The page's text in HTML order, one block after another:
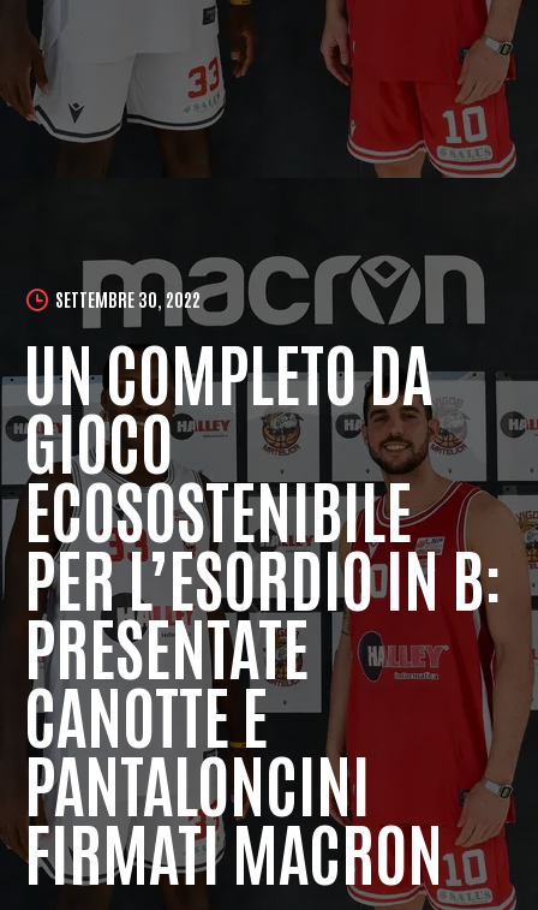
SETTEMBRE 30, 2022
UN COMPLETO DA
GIOCO
ECOSOSTENIBILE
PER L’ESORDIO IN B:
PRESENTATE
CANOTTE E
PANTALONCINI
FIRMATI MACRON